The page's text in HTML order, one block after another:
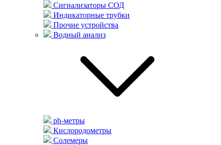
Сигнализаторы СОД
Индикаторные трубки
Прочие устройства
Водный анализ
ph-метры
Кислородометры
Солемеры